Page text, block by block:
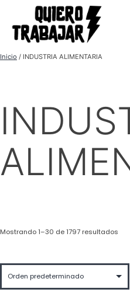
Inicio / INDUSTRIA ALIMENTARIA
Mostrando 1–30 de 1797 resultados